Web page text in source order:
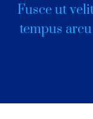
Fusce ut
tempus arcu